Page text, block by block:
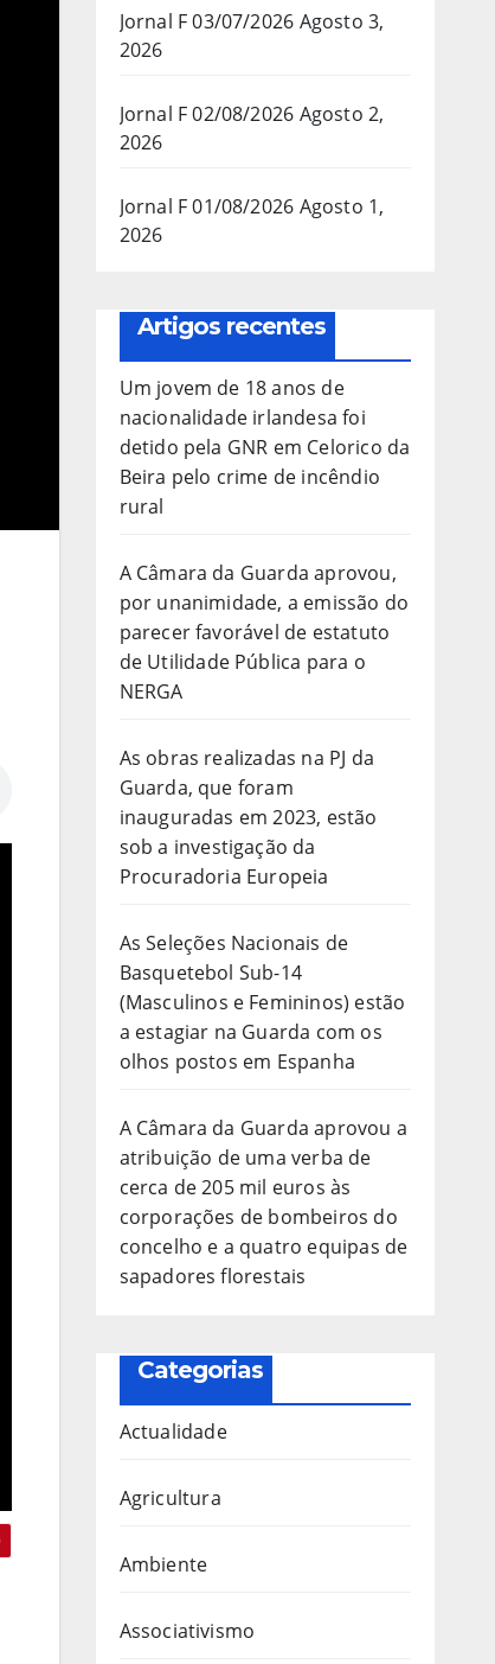
Jornal F 03/07/2026 Agosto 3,
2026
Jornal F 02/08/2026 Agosto 2,
2026
Jornal F 01/08/2026 Agosto 1,
2026
Artigos recentes
Um jovem de 18 anos de
nacionalidade irlandesa foi
detido pela GNR em Celorico da
Beira pelo crime de incêndio
rural
A Câmara da Guarda aprovou,
por unanimidade, a emissão do
parecer favorável de estatuto
de Utilidade Pública para o
NERGA
As obras realizadas na PJ da
Guarda, que foram
inauguradas em 2023, estão
sob a investigação da
Procuradoria Europeia
As Seleções Nacionais de
Basquetebol Sub-14
(Masculinos e Femininos) estão
a estagiar na Guarda com os
olhos postos em Espanha
A Câmara da Guarda aprovou a
atribuição de uma verba de
cerca de 205 mil euros às
corporações de bombeiros do
concelho e a quatro equipas de
sapadores florestais
Categorias
Actualidade
Agricultura
Ambiente
Associativismo